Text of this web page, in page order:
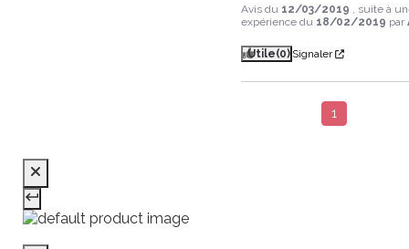
Avis du 12/03/2019 , suite à
expérience du 18/02/2019 par
Utile(0) Signaler
1